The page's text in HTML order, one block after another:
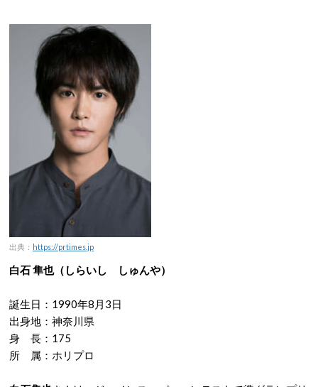
出典： https://prtimes.jp
白石 隼也（しらいし しゅんや）
誕生日：1990年8月3日
出身地：神奈川県
身 長：175
所 属：ホリプロ